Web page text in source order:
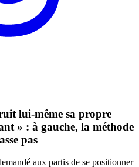
lui-même sa propre
» : à gauche, la méthode
pas
aux partis de se positionner